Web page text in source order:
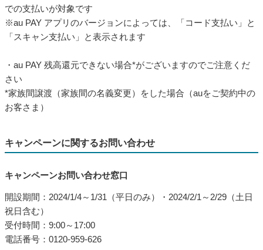
キャンペーンに関するお問い合わせ
キャンペーンお問い合わせ窓口
開設期間：2024/1/4～1/31（平日のみ）・2024/2/1～2/29（土日
祝日含む）
受付時間：9:00～17:00
電話番号：0120-959-626
その他の自治体のキャンペーン一覧
自治体担当者様へ
au PAYと一緒にあなたの街を盛り上げていきませんか？
au PAYキャンペーンの企画・プロモーション支援を行います。